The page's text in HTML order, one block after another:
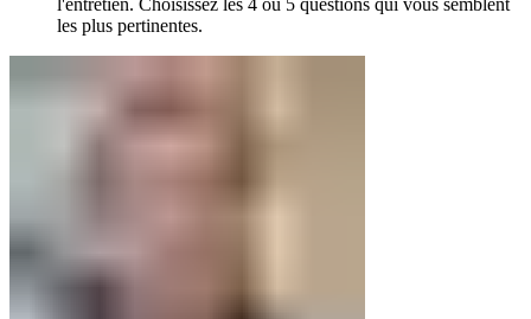
l'entretien. Choisissez les 4 ou 5 questions qui vous semblent
les plus pertinentes.